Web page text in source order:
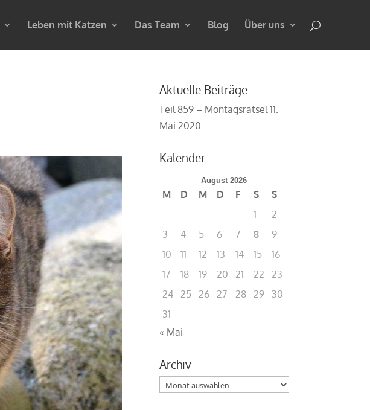
Leben mit Katzen Das Team Blog Über uns
Aktuelle Beiträge
Teil 859 – Montagsrätsel 11.
Mai 2020
Kalender
August 2026
M D M D F S
S
1
2
3
4 5 6 7 8
9
10
11 12 13 14 15
16
17
18 19 20 21 22
23
24
25 26 27 28 29
30
31
« Mai
Archiv
Archiv